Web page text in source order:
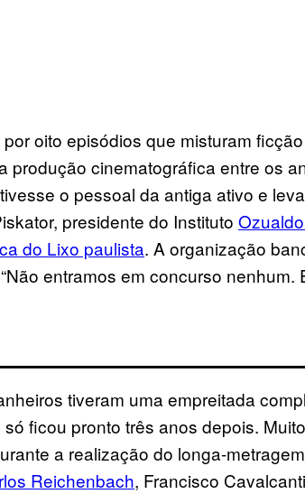
oito episódios que misturam
produção cinematográfica entre os
o pessoal da antiga ativo e
presidente do Instituto
do Lixo paulista. A organização
entramos em concurso nenhum.
tiveram uma empreitada
ficou pronto três anos depois.
a realização do longa-
Reichenbach, Francisco